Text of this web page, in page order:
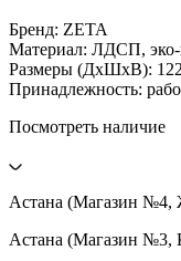
Бренд: ZETA
Материал: ЛДСП, эко-
Размеры (ДхШхВ):
Принадлежность:
Посмотреть наличие
Астана (Магазин
Астана (Магазин №3,